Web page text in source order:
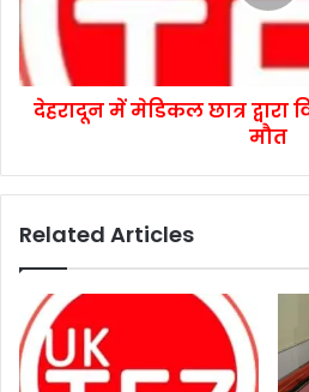
देहरादून में मेडिकल छात्र द्वारा
मौत
Related Articles